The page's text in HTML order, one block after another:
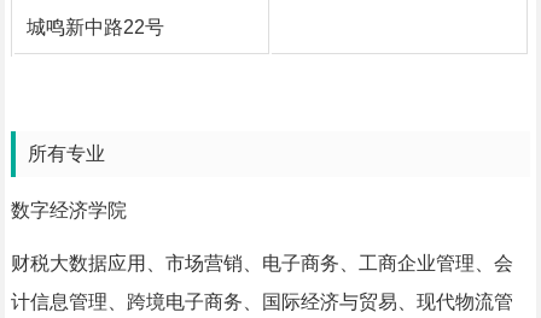
城鸣新中路22号
所有专业
数字经济学院
财税大数据应用、市场营销、电子商务、工商企业管理、会
计信息管理、跨境电子商务、国际经济与贸易、现代物流管